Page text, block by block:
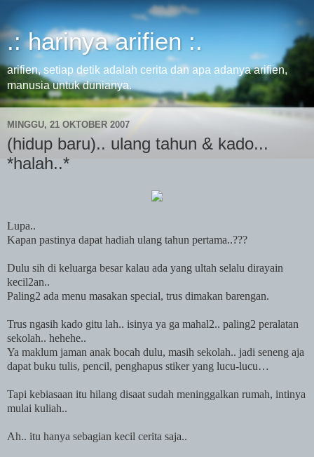
.: harinya arifien :.
arifien, setiap detik adalah cerita dan apa adanya arifien,
manusia untuk dunianya.
MINGGU, 21 OKTOBER 2007
(hidup baru).. ulang tahun & kado...
*halah..*
Lupa..
Kapan pastinya dapat hadiah ulang tahun pertama..???
Dulu sih di keluarga besar kalau ada yang ultah selalu dirayain
kecil2an..
Paling2 ada menu masakan special, trus dimakan barengan.
Trus ngasih kado gitu lah.. isinya ya ga mahal2.. paling2 peralatan
sekolah.. hehehe..
Ya maklum jaman anak bocah dulu, masih sekolah.. jadi seneng aja
dapat buku tulis, pencil, penghapus stiker yang lucu-lucu…
Tapi kebiasaan itu hilang disaat sudah meninggalkan rumah, intinya
mulai kuliah..
Ah.. itu hanya sebagian kecil cerita saja..